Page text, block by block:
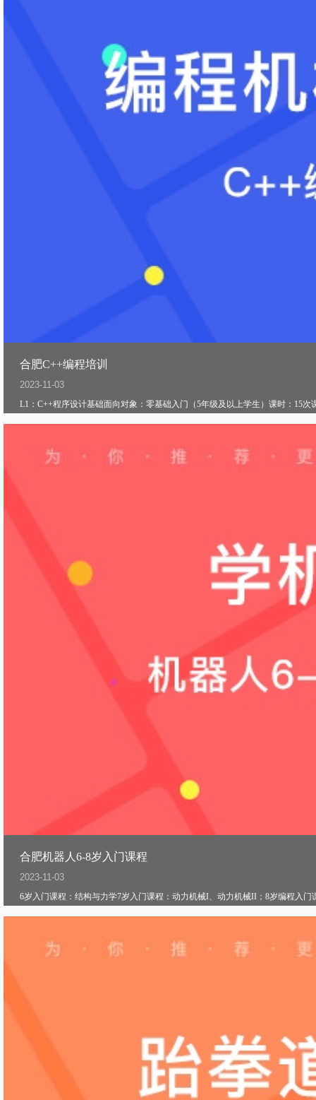
合肥C++编程培训
2023-11-03
L1：C++程序设计基础面向对象：零基础入门（5年级及以上学生）课时：15次
合肥机器人6-8岁入门课程
2023-11-03
6岁入门课程：结构与力学7岁入门课程：动力机械I、动力机械II；8岁编程入门